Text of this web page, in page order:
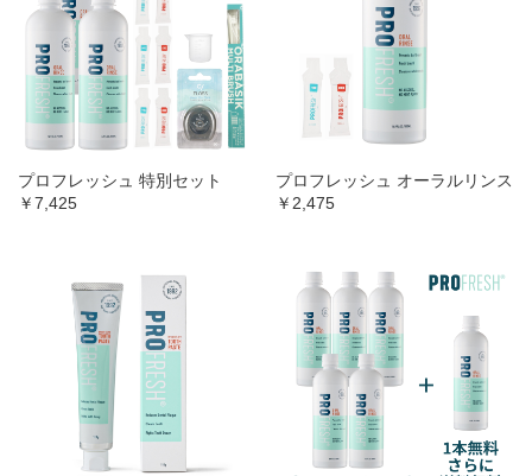
プロフレッシュ 特別セット
￥7,425
プロフレッシュ オーラルリンス
￥2,475